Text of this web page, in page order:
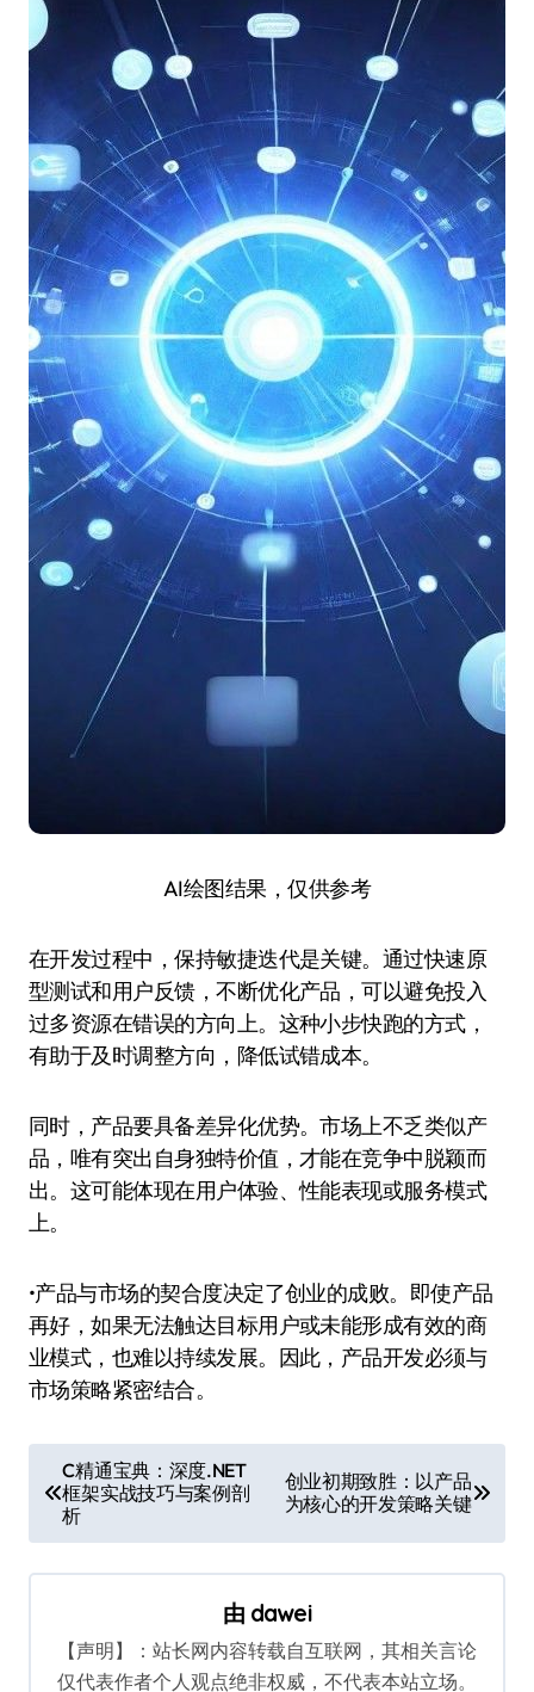
AI绘图结果，仅供参考
在开发过程中，保持敏捷迭代是关键。通过快速原
型测试和用户反馈，不断优化产品，可以避免投入
过多资源在错误的方向上。这种小步快跑的方式，
有助于及时调整方向，降低试错成本。
同时，产品要具备差异化优势。市场上不乏类似产
品，唯有突出自身独特价值，才能在竞争中脱颖而
出。这可能体现在用户体验、性能表现或服务模式
上。
•产品与市场的契合度决定了创业的成败。即使产品
再好，如果无法触达目标用户或未能形成有效的商
业模式，也难以持续发展。因此，产品开发必须与
市场策略紧密结合。
章
导
航
C精通宝典：深度.NET
框架实战技巧与案例剖
析
创业初期致胜：以产品
为核心的开发策略关键
由 dawei
【声明】：站长网内容转载自互联网，其相关言论
仅代表作者个人观点绝非权威，不代表本站立场。